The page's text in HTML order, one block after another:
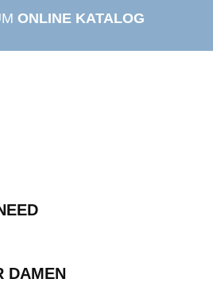
ONLINE KATALOG
DAMEN